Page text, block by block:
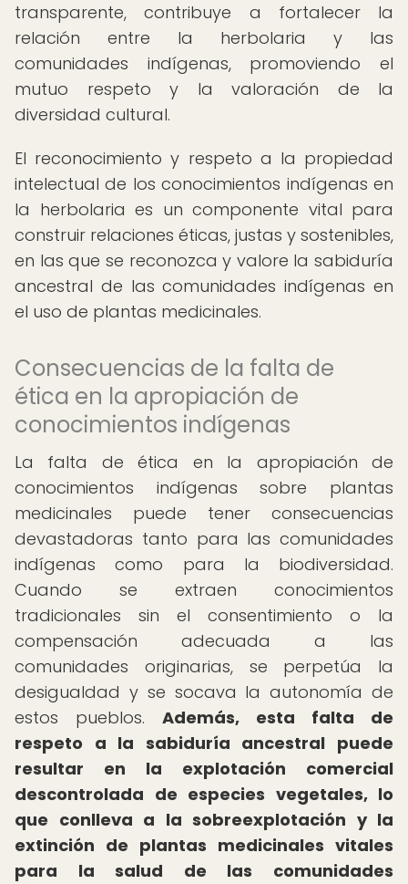
transparente, contribuye a fortalecer la
relación entre la herbolaria y las
comunidades indígenas, promoviendo el
mutuo respeto y la valoración de la
diversidad cultural.
El reconocimiento y respeto a la propiedad
intelectual de los conocimientos indígenas en
la herbolaria es un componente vital para
construir relaciones éticas, justas y sostenibles,
en las que se reconozca y valore la sabiduría
ancestral de las comunidades indígenas en
el uso de plantas medicinales.
Consecuencias de la falta de
ética en la apropiación de
conocimientos indígenas
La falta de ética en la apropiación de
conocimientos indígenas sobre plantas
medicinales puede tener consecuencias
devastadoras tanto para las comunidades
indígenas como para la biodiversidad.
Cuando se extraen conocimientos
tradicionales sin el consentimiento o la
compensación adecuada a las
comunidades originarias, se perpetúa la
desigualdad y se socava la autonomía de
estos pueblos. Además, esta falta de
respeto a la sabiduría ancestral puede
resultar en la explotación comercial
descontrolada de especies vegetales, lo
que conlleva a la sobreexplotación y la
extinción de plantas medicinales vitales
para la salud de las comunidades